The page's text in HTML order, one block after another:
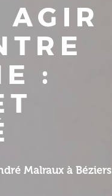
:
Malraux à Béziers